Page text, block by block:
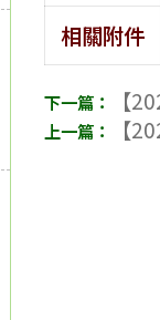
相關附件
【
【